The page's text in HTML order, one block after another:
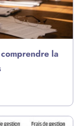
la